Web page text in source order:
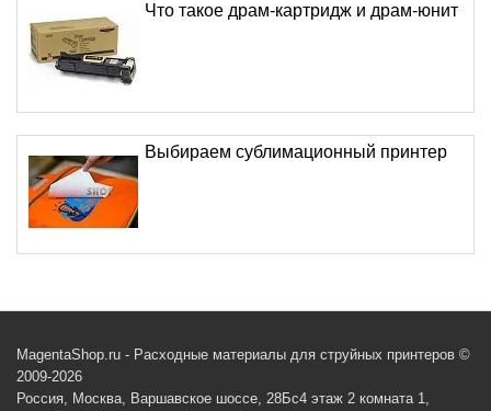
Что такое драм-картридж и драм-юнит
Выбираем сублимационный принтер
MagentaShop.ru - Расходные материалы для струйных принтеров ©
2009-2026
Россия, Москва, Варшавское шоссе, 28Бс4 этаж 2 комната 1,